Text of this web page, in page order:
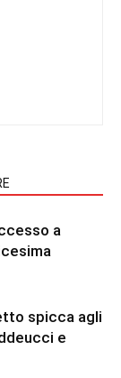
a
spicca agli
e